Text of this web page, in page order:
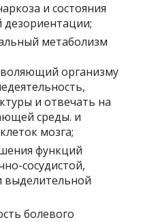
и состояния
метаболизм
организму
и отвечать на
среды. и
мозга;
функций
сосудистой,
болевого